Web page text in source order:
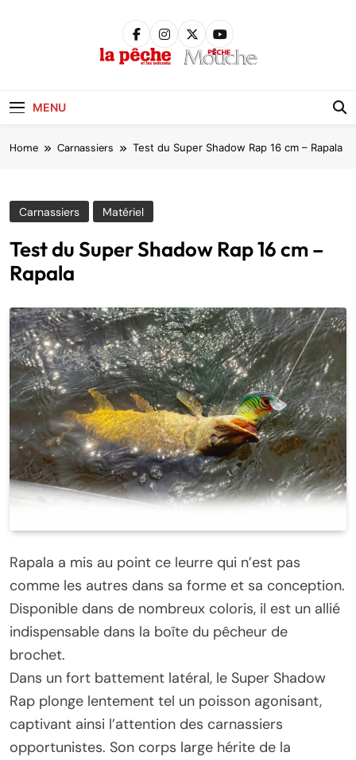
MENU
Home Carnassiers Test du Super Shadow Rap 16 cm – Rapala
Carnassiers Matériel
Test du Super Shadow Rap 16 cm –
Rapala
Rapala a mis au point ce leurre qui n’est pas
comme les autres dans sa forme et sa conception.
Disponible dans de nombreux coloris, il est un allié
indispensable dans la boîte du pêcheur de
brochet.
Dans un fort battement latéral, le Super Shadow
Rap plonge lentement tel un poisson agonisant,
captivant ainsi l’attention des carnassiers
opportunistes. Son corps large hérite de la